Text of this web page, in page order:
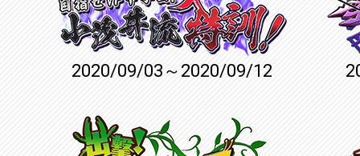
2020/09/03～2020/09/12